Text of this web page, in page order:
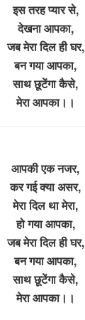
इस तरह प्यार से,
देखना आपका,
जब मेरा दिल ही घर,
बन गया आपका,
साथ छूटेंगा कैसे,
मेरा आपका।।
आपकी एक नजर,
कर गई क्या असर,
मेरा दिल था मेरा,
हो गया आपका,
जब मेरा दिल ही घर,
बन गया आपका,
साथ छूटेंगा कैसे,
मेरा आपका।।